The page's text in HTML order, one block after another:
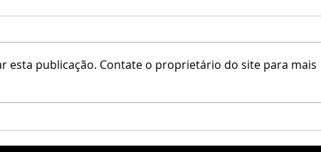
♥
esta publicação. Contate o proprietário do site para mais